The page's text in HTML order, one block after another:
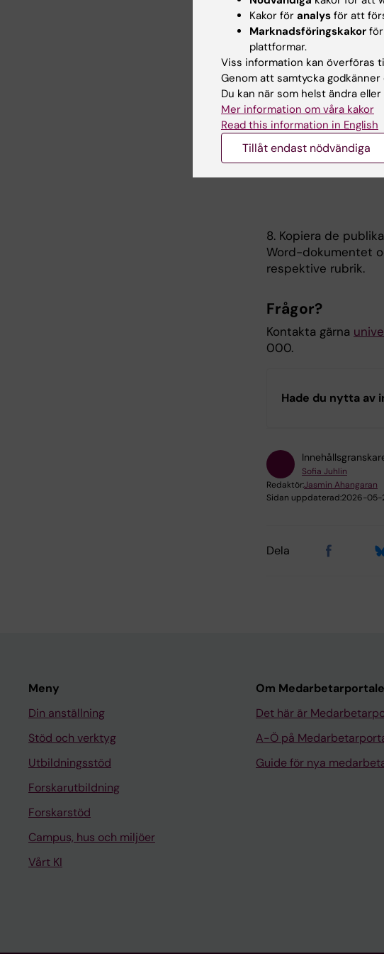
8. Kopiera de
Word-dokumentet
respektive rubrik.
Frågor?
Kontakta gärna
000.
Hade du nytta av
Sofia Juhlin
Redaktör:Jasmin Ahangaran
Sidan uppdaterad:2026-05-
Dela
Meny
Din anställning
Stöd och verktyg
Utbildningsstöd
Forskarutbildning
Forskarstöd
Campus, hus och miljöer
Vårt KI
Om
Det här är
A-Ö på
Guide för nya
Kakor för analys för att
Marknadsföringskakor
plattformar.
Viss information kan överföras
Genom att samtycka
Du kan när som helst ändra
Mer information om våra kakor
Read this information in English
Tillåt endast nödvändiga